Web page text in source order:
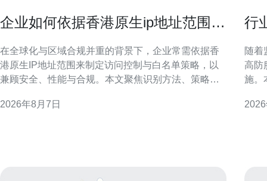
企业如何依据香港原生ip地址范围做
在全球化与区域合规并重的背景下，企业常需依据香
港原生IP地址范围来制定访问控制与白名单策略，以
兼顾安全、性能与合规。本文聚焦识别方法、策略设
点，适合用于SEO与本地化安全部署参考。 为何需要
2026年8月7日
行
随着
高防
施。
流程